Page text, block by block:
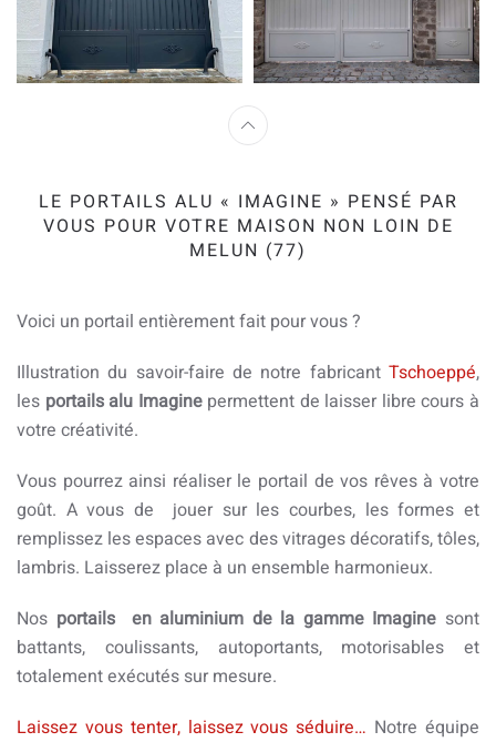
LE PORTAILS ALU « IMAGINE » PENSÉ PAR
VOUS POUR VOTRE MAISON NON LOIN DE
MELUN (77)
Voici un portail entièrement fait pour vous ?
Illustration du savoir-faire de notre fabricant Tschoeppé,
les portails alu Imaginepermettent de laisser libre cours à
votre créativité.
Vous pourrez ainsi réaliser le portail de vos rêves à votre
goût. A vous de jouer sur les courbes, les formes et
remplissez les espaces avec des vitrages décoratifs, tôles,
lambris. Laisserez place à un ensemble harmonieux.
Nos portails en aluminium de la gamme Imagine sont
battants, coulissants, autoportants, motorisables et
totalement exécutés sur mesure.
Laissez vous tenter, laissez vous séduire… Notre équipe